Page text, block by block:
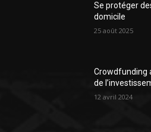
Se protéger
domicile
25 août 2025
Crowdfunding
de
12 avril 2024